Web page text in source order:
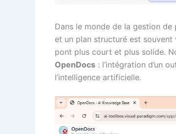
Dans le monde de la gestion
et un plan structuré est souvent
pont plus court et plus solide.
OpenDocs : l’intégration d’un
l’intelligence artificielle.